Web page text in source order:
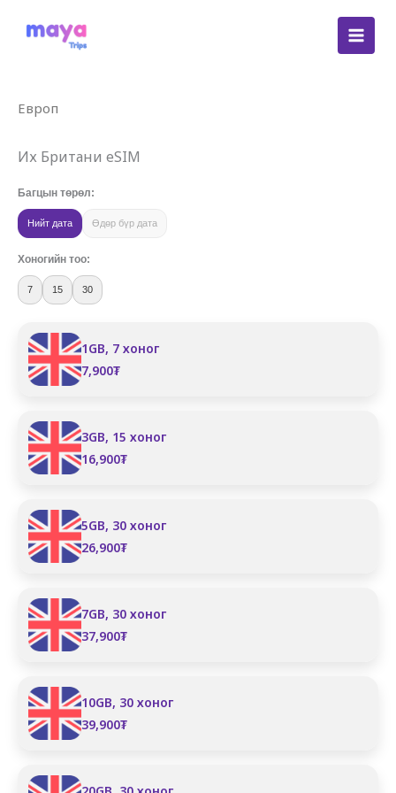
Европ
Их Британи eSIM
Багцын төрөл:
Нийт дата Өдөр бүр дата
Хоногийн тоо:
7 15 30
1GB, 7 хоног
7,900₮
3GB, 15 хоног
16,900₮
5GB, 30 хоног
26,900₮
7GB, 30 хоног
37,900₮
10GB, 30 хоног
39,900₮